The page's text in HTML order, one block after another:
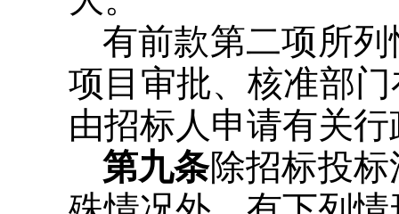
有前款第二项所
项目审批、核准部
由招标人申请有关
第九条除招标投